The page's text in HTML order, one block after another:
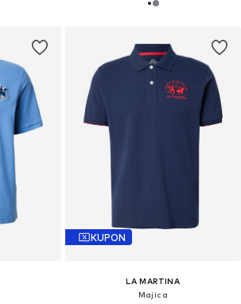
KUPON
LA MARTINA
Majica